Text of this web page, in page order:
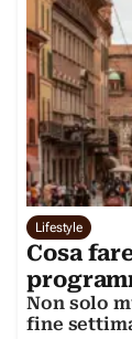
Lifestyle
Cosa
Non solo
fine